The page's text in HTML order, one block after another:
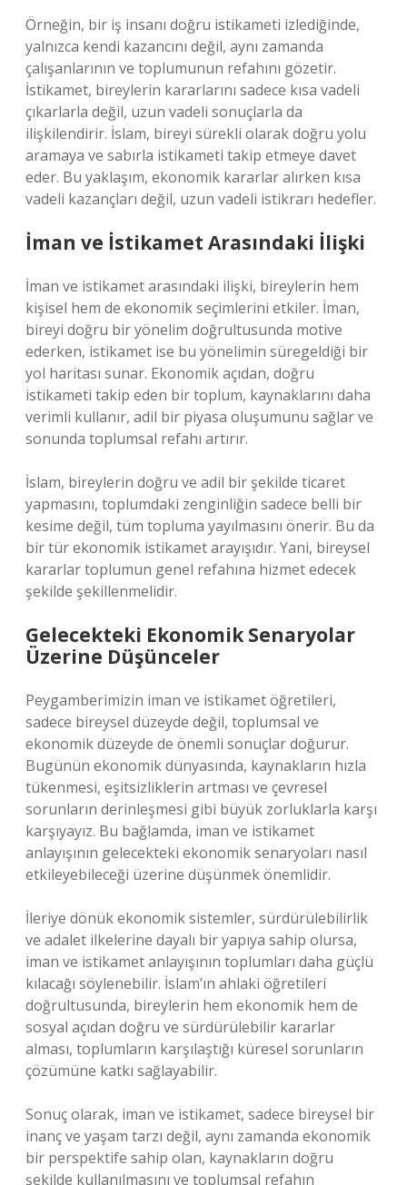
Örneğin, bir iş insanı doğru istikameti izlediğinde,
yalnızca kendi kazancını değil, aynı zamanda
çalışanlarının ve toplumunun refahını gözetir.
İstikamet, bireylerin kararlarını sadece kısa vadeli
çıkarlarla değil, uzun vadeli sonuçlarla da
ilişkilendirir. İslam, bireyi sürekli olarak doğru yolu
aramaya ve sabırla istikameti takip etmeye davet
eder. Bu yaklaşım, ekonomik kararlar alırken kısa
vadeli kazançları değil, uzun vadeli istikrarı hedefler.
İman ve İstikamet Arasındaki İlişki
İman ve istikamet arasındaki ilişki, bireylerin hem
kişisel hem de ekonomik seçimlerini etkiler. İman,
bireyi doğru bir yönelim doğrultusunda motive
ederken, istikamet ise bu yönelimin süregeldiği bir
yol haritası sunar. Ekonomik açıdan, doğru
istikameti takip eden bir toplum, kaynaklarını daha
verimli kullanır, adil bir piyasa oluşumunu sağlar ve
sonunda toplumsal refahı artırır.
İslam, bireylerin doğru ve adil bir şekilde ticaret
yapmasını, toplumdaki zenginliğin sadece belli bir
kesime değil, tüm topluma yayılmasını önerir. Bu da
bir tür ekonomik istikamet arayışıdır. Yani, bireysel
kararlar toplumun genel refahına hizmet edecek
şekilde şekillenmelidir.
Gelecekteki Ekonomik Senaryolar
Üzerine Düşünceler
Peygamberimizin iman ve istikamet öğretileri,
sadece bireysel düzeyde değil, toplumsal ve
ekonomik düzeyde de önemli sonuçlar doğurur.
Bugünün ekonomik dünyasında, kaynakların hızla
tükenmesi, eşitsizliklerin artması ve çevresel
sorunların derinleşmesi gibi büyük zorluklarla karşı
karşıyayız. Bu bağlamda, iman ve istikamet
anlayışının gelecekteki ekonomik senaryoları nasıl
etkileyebileceği üzerine düşünmek önemlidir.
İleriye dönük ekonomik sistemler, sürdürülebilirlik
ve adalet ilkelerine dayalı bir yapıya sahip olursa,
iman ve istikamet anlayışının toplumları daha güçlü
kılacağı söylenebilir. İslam’ın ahlaki öğretileri
doğrultusunda, bireylerin hem ekonomik hem de
sosyal açıdan doğru ve sürdürülebilir kararlar
alması, toplumların karşılaştığı küresel sorunların
çözümüne katkı sağlayabilir.
Sonuç olarak, iman ve istikamet, sadece bireysel bir
inanç ve yaşam tarzı değil, aynı zamanda ekonomik
bir perspektife sahip olan, kaynakların doğru
şekilde kullanılmasını ve toplumsal refahın